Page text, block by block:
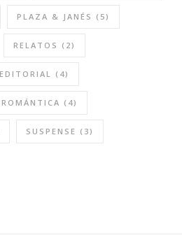
PLAZA & JANÉS (5)
RELATOS (2)
(4)
ROMÁNTICA (4)
SUSPENSE (3)